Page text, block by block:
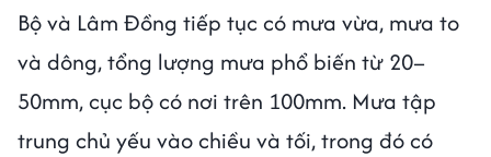
Bộ và Lâm Đồng tiếp tục có mưa vừa, mưa to
và dông, tổng lượng mưa phổ biến từ 20–
50mm, cục bộ có nơi trên 100mm. Mưa tập
trung chủ yếu vào chiều và tối, trong đó có